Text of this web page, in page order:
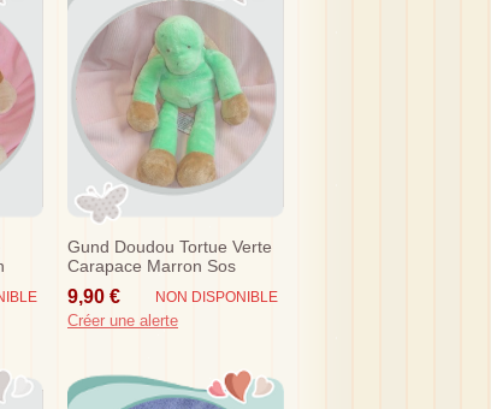
Gund Doudou Tortue Verte
Carapace Marron Sos
9,90 € NON DISPONIBLE
Créer une alerte